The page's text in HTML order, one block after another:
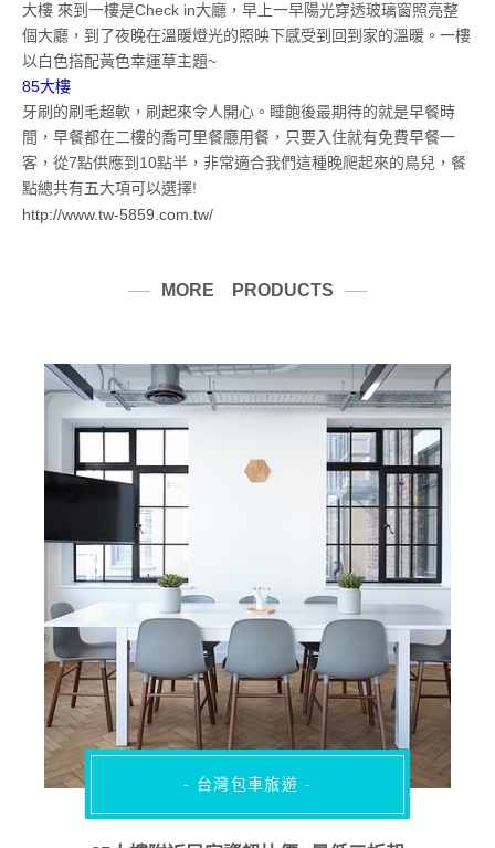
大樓 來到一樓是Check in大廳，早上一早陽光穿透玻璃窗照亮整
個大廳，到了夜晚在溫暖燈光的照映下感受到回到家的溫暖。一樓
以白色搭配黃色幸運草主題~
85大樓
牙刷的刷毛超軟，刷起來令人開心。睡飽後最期待的就是早餐時
間，早餐都在二樓的喬可里餐廳用餐，只要入住就有免費早餐一
客，從7點供應到10點半，非常適合我們這種晚爬起來的鳥兒，餐
點總共有五大項可以選擇!
http://www.tw-5859.com.tw/
MORE PRODUCTS
- 台灣包車旅遊 -